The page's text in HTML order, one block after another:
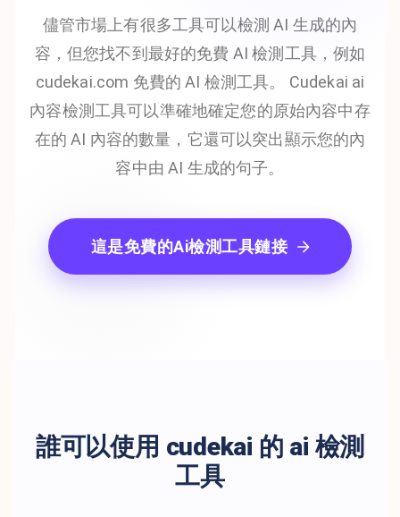
儘管市場上有很多工具可以檢測 AI 生成的內
容，但您找不到最好的免費 AI 檢測工具，例如
cudekai.com 免費的 AI 檢測工具。 Cudekai ai
內容檢測工具可以準確地確定您的原始內容中存
在的 AI 內容的數量，它還可以突出顯示您的內
容中由 AI 生成的句子。
這是免費的Ai檢測工具鏈接
誰可以使用 cudekai 的 ai 檢測
工具